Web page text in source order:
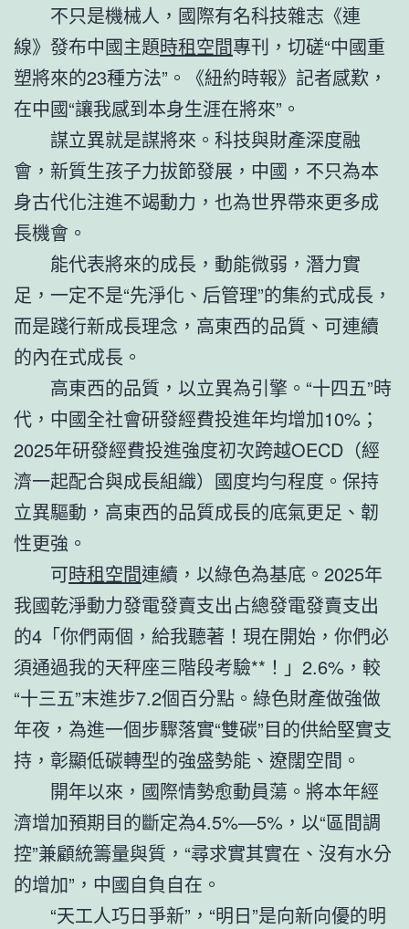
不只是機械人，國際有名科技雜志《連
線》發布中國主題時租空間專刊，切磋“中國重
塑將來的23種方法”。《紐約時報》記者感歎，
在中國“讓我感到本身生涯在將來”。
謀立異就是謀將來。科技與財產深度融
會，新質生孩子力拔節發展，中國，不只為本
身古代化注進不竭動力，也為世界帶來更多成
長機會。
能代表將來的成長，動能微弱，潛力實
足，一定不是“先淨化、后管理”的集約式成長，
而是踐行新成長理念，高東西的品質、可連續
的內在式成長。
高東西的品質，以立異為引擎。“十四五”時
代，中國全社會研發經費投進年均增加10%；
2025年研發經費投進強度初次跨越OECD（經
濟一起配合與成長組織）國度均勻程度。保持
立異驅動，高東西的品質成長的底氣更足、韌
性更強。
可時租空間連續，以綠色為基底。2025年
我國乾淨動力發電發賣支出占總發電發賣支出
的4「你們兩個，給我聽著！現在開始，你們必
須通過我的天秤座三階段考驗**！」2.6%，較
“十三五”末進步7.2個百分點。綠色財產做強做
年夜，為進一個步驟落實“雙碳”目的供給堅實支
持，彰顯低碳轉型的強盛勢能、遼闊空間。
開年以來，國際情勢愈動員蕩。將本年經
濟增加預期目的斷定為4.5%—5%，以“區間調
控”兼顧統籌量與質，“尋求實其實在、沒有水分
的增加”，中國自負自在。
“天工人巧日爭新”，“明日”是向新向優的明